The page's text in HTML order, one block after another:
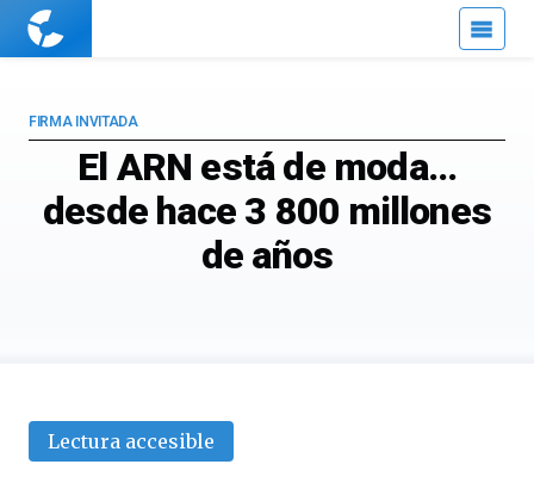
Cuaderno
El ARN está de moda…
desde hace 3 800 millones
de años
FIRMA INVITADA
Lectura accesible